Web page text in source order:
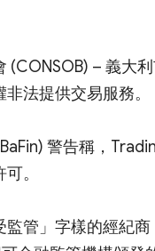
(CONSOB) – 義大
法提供交易服務。
警告稱，
。
管」字樣的經紀